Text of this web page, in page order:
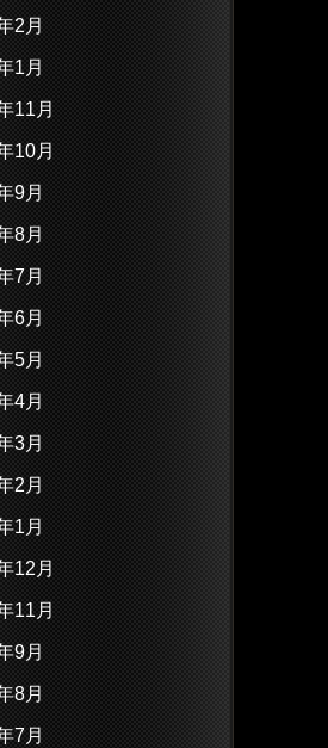
2月
1月
11月
10月
9月
8月
7月
6月
5月
4月
3月
2月
1月
12月
11月
9月
8月
7月